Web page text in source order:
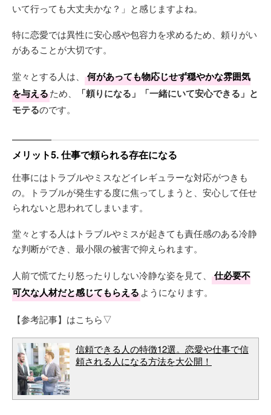
いて行っても大丈夫かな？」と感じますよね。
特に恋愛では異性に安心感や包容力を求めるため、頼りがい
があることが大切です。
堂々とする人は、
何があっても物応じせず穏やかな雰囲気
を与えるため、
「頼りになる」「一緒にいて安心できる」と
モテるのです。
メリット5. 仕事で頼られる存在になる
仕事にはトラブルやミスなどイレギュラーな対応がつきも
の。トラブルが発生する度に焦ってしまうと、安心して任せ
られないと思われてしまいます。
堂々とする人はトラブルやミスが起きても責任感のある冷静
な判断ができ、最小限の被害で抑えられます。
人前で慌てたり怒ったりしない冷静な姿を見て、
仕必要不
可欠な人材だと感じてもらえるようになります。
【参考記事】はこちら▽
信頼できる人の特徴12選。恋愛や仕事で信
頼される人になる方法を大公開！